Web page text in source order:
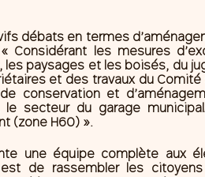
débats en termes
Considérant les mesures
les paysages et les boisés, du
et des travaux du Comité
conservation et
secteur du garage
(zone H60) ».
une équipe complète aux
est de rassembler les